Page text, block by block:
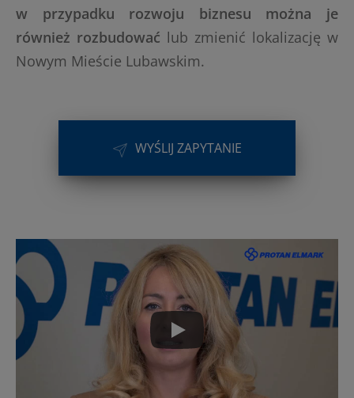
w przypadku rozwoju biznesu można je
również rozbudować lub zmienić lokalizację w
Nowym Mieście Lubawskim.
WYŚLIJ ZAPYTANIE